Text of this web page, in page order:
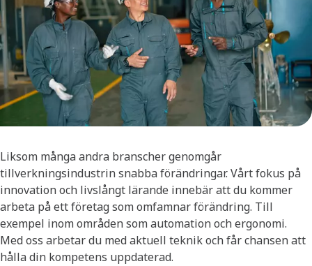
Liksom många andra branscher genomgår
tillverkningsindustrin snabba förändringar. Vårt fokus på
innovation och livslångt lärande innebär att du kommer
arbeta på ett företag som omfamnar förändring. ​Till
exempel inom områden som automation och ergonomi. ​
Med oss arbetar du med aktuell teknik och får chansen att
hålla din kompetens uppdaterad. ​